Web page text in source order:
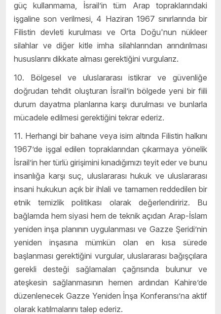
güç kullanmama, İsrail’in tüm Arap topraklarındaki
işgaline son verilmesi, 4 Haziran 1967 sınırlarında bir
Filistin devleti kurulması ve Orta Doğu'nun nükleer
silahlar ve diğer kitle imha silahlarından arındırılması
hususlarını dikkate alması gerektiğini vurgularız.
10. Bölgesel ve uluslararası istikrar ve güvenliğe
doğrudan tehdit oluşturan İsrail’in bölgede yeni bir fiili
durum dayatma planlarına karşı durulması ve bunlarla
mücadele edilmesi gerektiğini tekrar ederiz.
11. Herhangi bir bahane veya isim altında Filistin halkını
1967’de işgal edilen topraklarından çıkarmaya yönelik
İsrail’in her türlü girişimini kınadığımızı teyit eder ve bunu
insanlığa karşı suç, uluslararası hukuk ve uluslararası
insani hukukun açık bir ihlali ve tamamen reddedilen bir
etnik temizlik politikası olarak değerlendiririz. Bu
bağlamda hem siyasi hem de teknik açıdan Arap-İslam
yeniden inşa planının uygulanması ve Gazze Şeridi’nin
yeniden inşasına mümkün olan en kısa sürede
başlanması gerektiğini vurgular, uluslararası bağışçılara
gerekli desteği sağlamaları çağrısında bulunur ve
ateşkesin sağlanmasının hemen ardından Kahire’de
düzenlenecek Gazze Yeniden İnşa Konferansı’na aktif
olarak katılmalarını talep ederiz.